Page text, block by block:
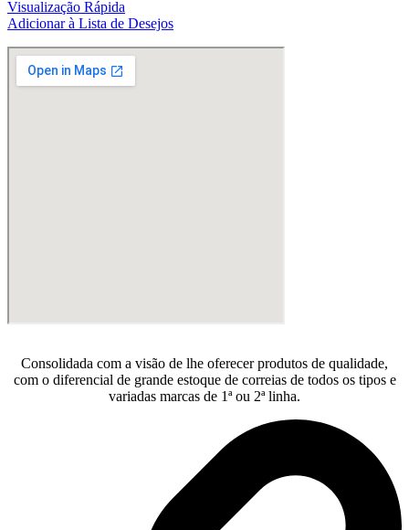
era:
R$16.412,00.R$14.920,00.
Visualização Rápida
Adicionar à Lista de Desejos
Consolidada com a visão de lhe oferecer produtos de qualidade,
com o diferencial de grande estoque de correias de todos os tipos e
variadas marcas de 1ª ou 2ª linha.